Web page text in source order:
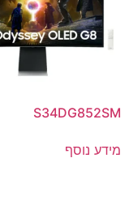
S34DG852SM
מידע נוסף